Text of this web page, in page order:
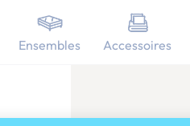
Ensembles Accessoires